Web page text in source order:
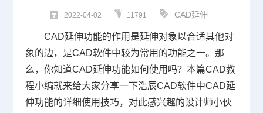
2022-04-02 11791 CAD延伸
CAD延伸功能的作用是延伸对象以合适其他对
象的边，是CAD软件中较为常用的功能之一。那
么，你知道CAD延伸功能如何使用 吗？本篇CAD教
程小编就来给大家分享一下浩辰CAD软件中CAD延
伸功能的详细使用技巧，对此感兴趣的设计师小伙